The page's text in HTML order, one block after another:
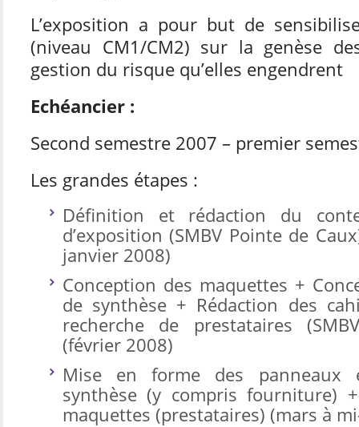
L’exposition a pour but de
(niveau CM1/CM2) sur la genèse
gestion du risque qu’elles engendrent
Echéancier :
Second semestre 2007 – premier
Les grandes étapes :
Définition et rédaction du
d’exposition (SMBV Pointe de
janvier 2008)
Conception des maquettes +
de synthèse + Rédaction des
recherche de prestataires
(février 2008)
Mise en forme des
synthèse (y compris fourniture)
maquettes (prestataires) (mars à